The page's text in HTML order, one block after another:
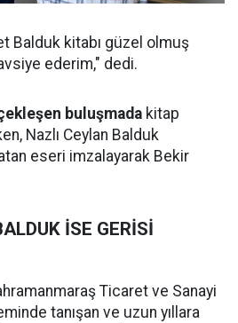
Balduk kitabı güzel olmuş
ederim," dedi.
buluşmada kitap
Nazlı Ceylan Balduk
eseri imzalayarak Bekir
İSE GERİSİ
Ticaret ve Sanayi
tanışan ve uzun yıllara